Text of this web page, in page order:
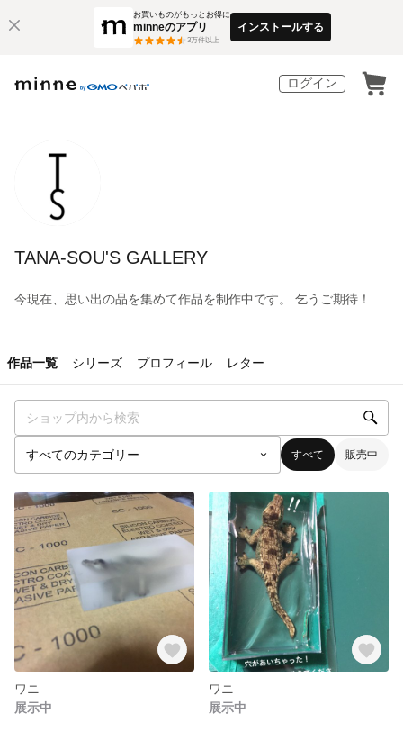
お買いものがもっとお得に
minneのアプリ
3万件以上
インストールする
ログイン
TANA-SOU'S GALLERY
今現在、思い出の品を集めて作品を制作中です。 乞うご期待！
作品一覧 シリーズ プロフィール レター
すべて 販売中
ワニ
展示中
ワニ
展示中